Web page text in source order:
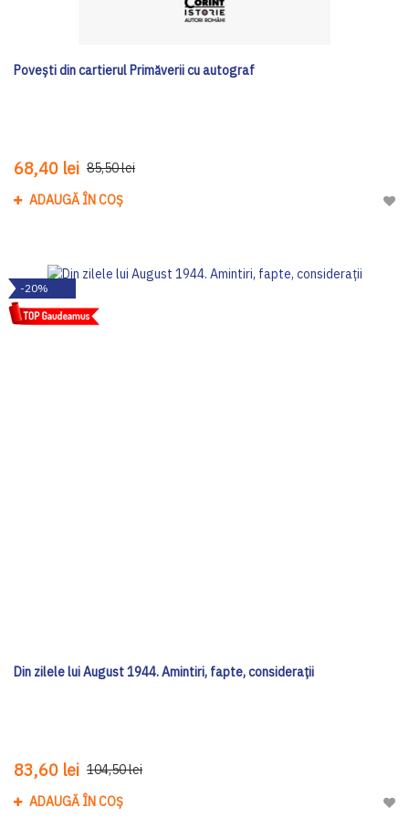
Povești din cartierul Primăverii cu autograf
68,40 lei 85,50 lei
ADAUGĂ ÎN COȘ
-20%
Din zilele lui August 1944. Amintiri, fapte, considerații
83,60 lei 104,50 lei
ADAUGĂ ÎN COȘ